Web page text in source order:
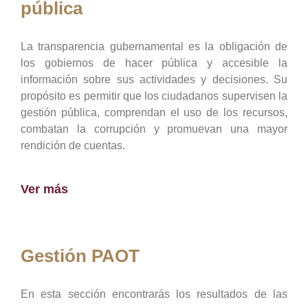
pública
La transparencia gubernamental es la obligación de
los gobiernos de hacer pública y accesible la
información sobre sus actividades y decisiones. Su
propósito es permitir que los ciudadanos supervisen la
gestión pública, comprendan el uso de los recursos,
combatan la corrupción y promuevan una mayor
rendición de cuentas.
Ver más
Gestión PAOT
En esta sección encontrarás los resultados de las